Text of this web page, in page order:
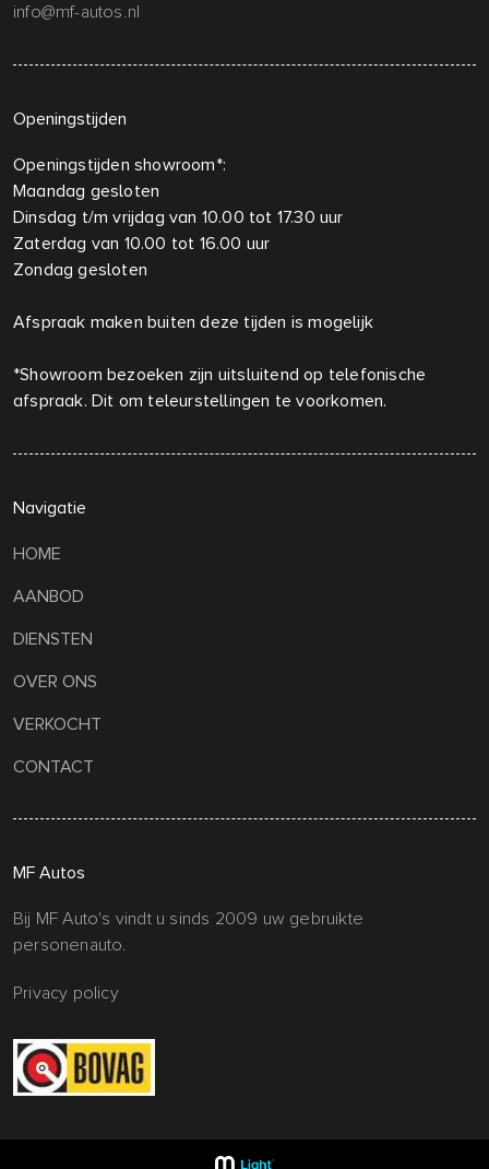
info@mf-autos.nl
Openingstijden
Openingstijden showroom*:
Maandag gesloten
Dinsdag t/m vrijdag van 10.00 tot 17.30 uur
Zaterdag van 10.00 tot 16.00 uur
Zondag gesloten
Afspraak maken buiten deze tijden is mogelijk
*Showroom bezoeken zijn uitsluitend op telefonische
afspraak. Dit om teleurstellingen te voorkomen.
Navigatie
HOME
AANBOD
DIENSTEN
OVER ONS
VERKOCHT
CONTACT
MF Autos
Bij MF Auto's vindt u sinds 2009 uw gebruikte
personenauto.
Privacy policy